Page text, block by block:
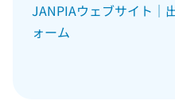
JANPIAウェブサイト｜
ォーム